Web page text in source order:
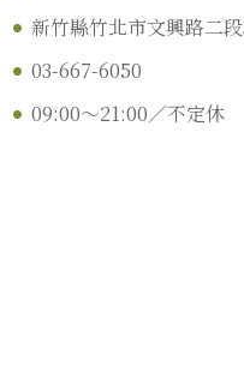
新竹縣竹北市文興路二
03-667-6050
09:00～21:00／不定休